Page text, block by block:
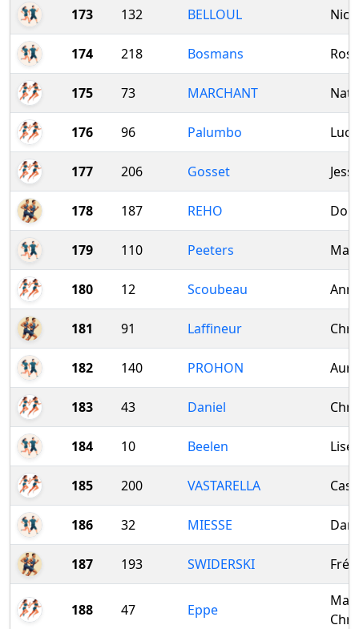
173 132 BELLOUL
174 218 Bosmans
175 73 MARCHANT
176 96 Palumbo
177 206 Gosset
178 187 REHO
179 110 Peeters
180 12 Scoubeau
181 91 Laffineur
182 140 PROHON
183 43 Daniel
184 10 Beelen
185 200 VASTARELLA
186 32 MIESSE
187 193 SWIDERSKI
188 47 Eppe